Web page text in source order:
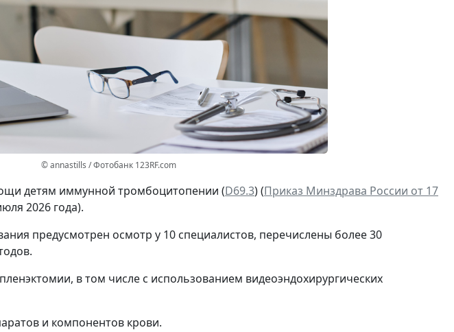
© annastills / Фотобанк 123RF.com
детям иммунной тромбоцитопении (D69.3) (Приказ Минздрава России от 17
2026 года).
предусмотрен осмотр у 10 специалистов, перечислены более 30
в том числе с использованием видеоэндохирургических
и компонентов крови.